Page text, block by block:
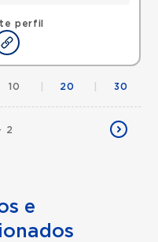
perfil
2
10 20 30
e